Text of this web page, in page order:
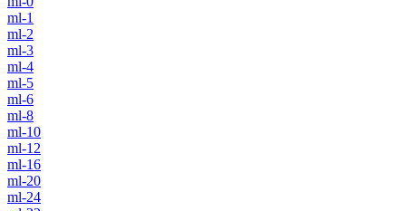
ml-1
ml-2
ml-3
ml-4
ml-5
ml-6
ml-8
ml-10
ml-12
ml-16
ml-20
ml-24